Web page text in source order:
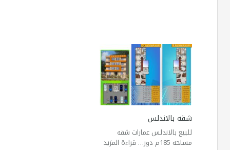
شقه بالاندلس
للبيع بالاندلس عمارات شقه
مساحه 185م دور…
قراءة المزيد